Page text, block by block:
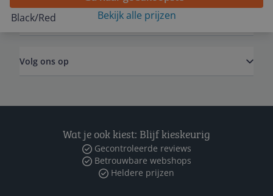
Bekijk alle prijzen
Zakelijk
Volg ons op
Wat je ook kiest: Blijf kieskeurig
Gecontroleerde reviews
Betrouwbare webshops
Heldere prijzen